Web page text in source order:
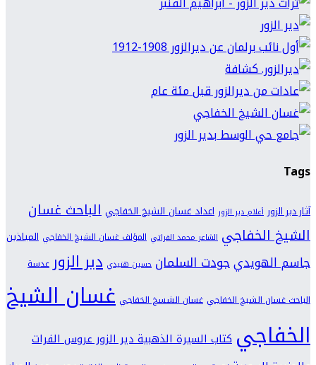
Tags
آثار دير الزور أعلام دير الزور اعداد غسان الشيخ الخفاجي الباحث غسان
الشيخ الخفاجي الشاعر محمد الفراتي المؤلف غسان الشيخ الخفاجي المياذين
جاسم الهويديجودت السلمان حسين هنيدي دير الزور عدسة
الباحث غسان الشيخ الخفاجي غسان الشسخ الخفاجي غسان الشيخ
الخفاجي كتاب السيرة الذهبية دير الزور عروس الفرات